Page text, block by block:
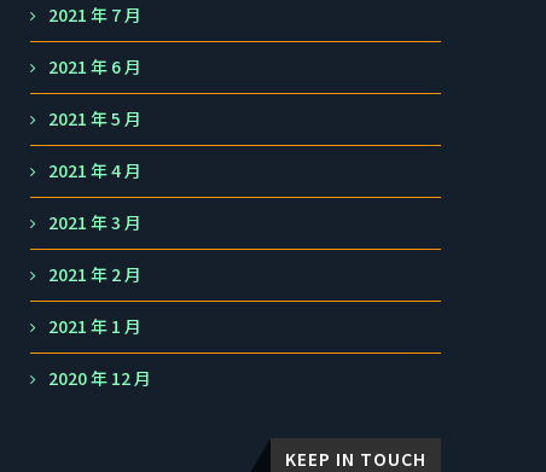
2021 年 7 月
2021 年 6 月
2021 年 5 月
2021 年 4 月
2021 年 3 月
2021 年 2 月
2021 年 1 月
2020 年 12 月
KEEP IN TOUCH